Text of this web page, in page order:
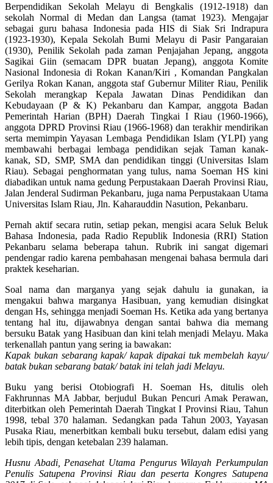
Berpendidikan Sekolah Melayu di Bengkalis (1912-1918) dan
sekolah Normal di Medan dan Langsa (tamat 1923). Mengajar
sebagai guru bahasa Indonesia pada HIS di Siak Sri Indrapura
(1923-1930), Kepala Sekolah Bumi Melayu di Pasir Pangaraian
(1930), Penilik Sekolah pada zaman Penjajahan Jepang, anggota
Sagikai Giin (semacam DPR buatan Jepang), anggota Komite
Nasional Indonesia di Rokan Kanan/Kiri , Komandan Pangkalan
Gerilya Rokan Kanan, anggota staf Gubernur Militer Riau, Penilik
Sekolah merangkap Kepala Jawatan Dinas Pendidikan dan
Kebudayaan (P & K) Pekanbaru dan Kampar, anggota Badan
Pemerintah Harian (BPH) Daerah Tingkai I Riau (1960-1966),
anggota DPRD Provinsi Riau (1966-1968) dan terakhir mendirikan
serta memimpin Yayasan Lembaga Pendidikan Islam (YLPI) yang
membawahi berbagai lembaga pendidikan sejak Taman kanak-
kanak, SD, SMP, SMA dan pendidikan tinggi (Universitas Islam
Riau). Sebagai penghormatan yang tulus, nama Soeman HS kini
diabadikan untuk nama gedung Perpustakaan Daerah Provinsi Riau,
Jalan Jenderal Sudirman Pekanbaru, juga nama Perpustakaan Utama
Universitas Islam Riau, Jln. Kaharauddin Nasution, Pekanbaru.
Pernah aktif secara rutin, setiap pekan, mengisi acara Seluk Beluk
Bahasa Indonesia, pada Radio Republik Indonesia (RRI) Station
Pekanbaru selama beberapa tahun. Rubrik ini sangat digemari
pendengar radio karena pembahasan mengenai bahasa bermula dari
praktek keseharian.
Soal nama dan marganya yang sejak dahulu ia gunakan, ia
mengakui bahwa marganya Hasibuan, yang kemudian disingkat
dengan Hs, sehingga menjadi Soeman Hs. Ketika ada yang bertanya
tentang hal itu, dijawabnya dengan santai bahwa dia memang
bersuku Batak yang Hasibuan dan kini telah menjadi Melayu. Maka
terkenallah pantun yang sering ia bawakan:
Kapak bukan sebarang kapak/ kapak dipakai tuk membelah kayu/
batak bukan sebarang batak/ batak ini telah jadi Melayu.
Buku yang berisi Otobiografi H. Soeman Hs, ditulis oleh
Fakhrunnas MA Jabbar, berjudul Bukan Pencuri Amak Perawan,
diterbitkan oleh Pemerintah Daerah Tingkat I Provinsi Riau, Tahun
1998, tebal 370 halaman. Sedangkan pada Tahun 2003, Yayasan
Pusaka Riau, menerbitkan kembali buku tersebut, dalam edisi yang
lebih tipis, dengan ketebalan 239 halaman.
Husnu Abadi, Penasehat Utama Pengurus Wilayah Perkumpulan
Penulis Satupena Provinsi Riau dan peserta Kongres Satupena